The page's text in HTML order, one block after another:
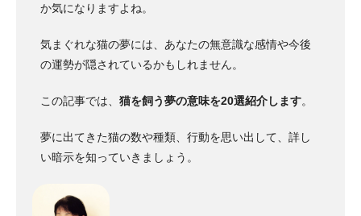
か気になりますよね。
気まぐれな猫の夢には、あなたの無意識な感情や今後
の運勢が隠されているかもしれません。
この記事では、 猫を飼う夢の意味を20選紹介します。
夢に出てきた猫の数や種類、行動を思い出して、詳し
い暗示を知っていきましょう。